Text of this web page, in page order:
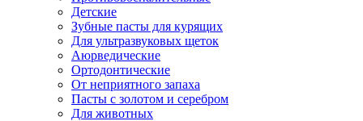
Детские
Зубные пасты для курящих
Для ультразвуковых щеток
Аюрведические
Ортодонтические
От неприятного запаха
Пасты с золотом и серебром
Для животных